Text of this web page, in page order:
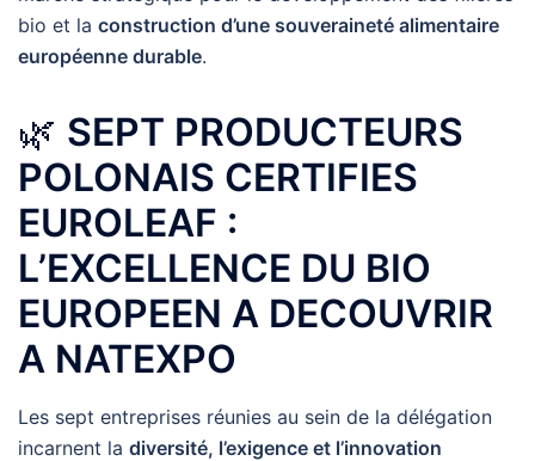
bio et la construction d’une souveraineté alimentaire
européenne durable.
🌿 SEPT PRODUCTEURS
POLONAIS CERTIFIES
EUROLEAF :
L’EXCELLENCE DU BIO
EUROPEEN A DECOUVRIR
A NATEXPO
Les sept entreprises réunies au sein de la délégation
incarnent la diversité, l’exigence et l’innovation